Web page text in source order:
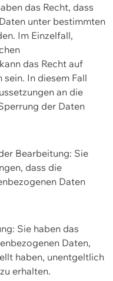
das Recht, dass
unter bestimmten
Im Einzelfall,
das Recht auf
In diesem Fall
an die
der Daten
Bearbeitung: Sie
dass die
Daten
Sie haben das
Daten,
haben, unentgeltlich
erhalten.